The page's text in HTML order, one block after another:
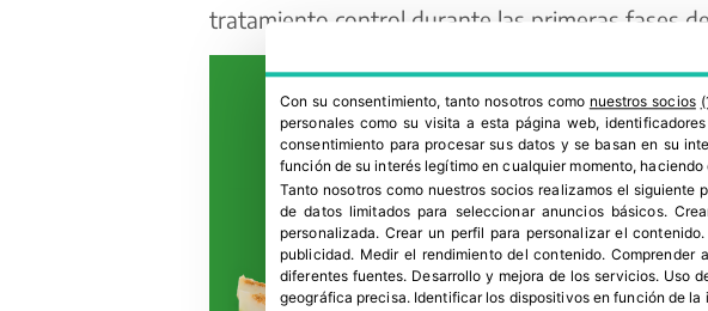
tratamiento control durante las primeras fases
Con su consentimiento, tanto nosotros como nuestros socios
personales como su visita a esta página web,
consentimiento para procesar sus datos y se basan en su
función de su interés legítimo en cualquier momento,
Tanto nosotros como nuestros socios realizamos el siguiente
de datos limitados para seleccionar anuncios básicos.
personalizada. Crear un perfil para personalizar el contenido.
publicidad. Medir el rendimiento del contenido. Comprender
diferentes fuentes. Desarrollo y mejora de los servicios. Uso
geográfica precisa. Identificar los dispositivos en función de